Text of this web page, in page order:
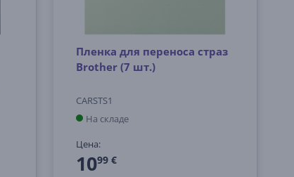
Пленка для переноса страз
Brother (7 шт.)
CARSTS1
На складе
Цена:
1099 €